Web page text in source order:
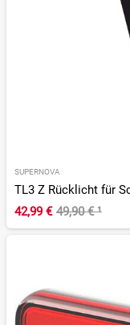
SUPERNOVA
TL3 Z Rücklicht für
42,99 € 49,90 €¹